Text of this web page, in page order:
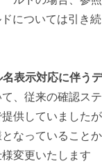
については引き
表示対応に伴う
、従来の確認ス
供していました
なっていること
変更いたします